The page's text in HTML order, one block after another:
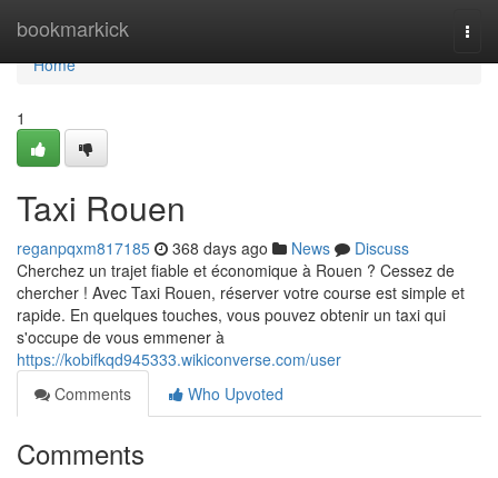
bookmarkick
Home
Home
1
Taxi Rouen
reganpqxm817185 368 days ago News
Discuss
Cherchez un trajet fiable et économique à Rouen ? Cessez de
chercher ! Avec Taxi Rouen, réserver votre course est simple et
rapide. En quelques touches, vous pouvez obtenir un taxi qui
s'occupe de vous emmener à
https://kobifkqd945333.wikiconverse.com/user
Comments
Who Upvoted
Comments